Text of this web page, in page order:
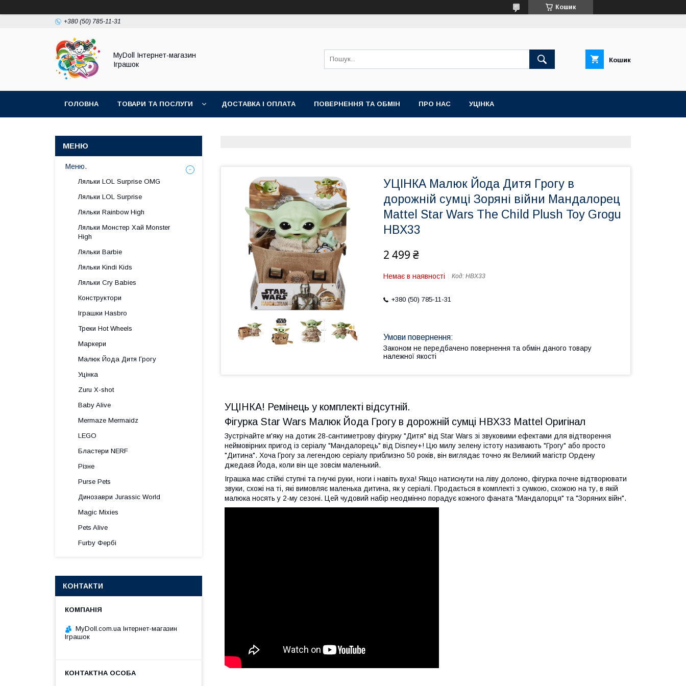
Кошик
+380 (50) 785-11-31
MyDoll Інтернет-магазин
Іграшок
Кошик
ГОЛОВНА ТОВАРИ ТА ПОСЛУГИ ДОСТАВКА І ОПЛАТА ПОВЕРНЕННЯ ТА ОБМІН ПРО НАС УЦІНКА
УЦІНКА Малюк Йода Дитя Грогу в
дорожній сумці Зоряні війни Мандалорец
Mattel Star Wars The Child Plush Toy Grogu
HBX33
2 499 ₴
Немає в наявності Код: HBX33
+380 (50) 785-11-31
Законом не передбачено повернення та обмін даного товару
належної якості
УЦІНКА! Ремінець у комплекті відсутній.
Фігурка Star Wars Малюк Йода Грогу в дорожній сумці HBX33 Mattel Оригінал
Зустрічайте м'яку на дотик 28-сантиметрову фігурку "Дитя" від Star Wars зі звуковими ефектами для відтворення
неймовірних пригод із серіалу "Мандалорець" від Disney+! Цю милу зелену істоту називають "Грогу" або просто
"Дитина". Хоча Грогу за легендою серіалу приблизно 50 років, він виглядає точно як Великий магістр Ордену
джедаєв Йода, коли він ще зовсім маленький.
Іграшка має стійкі ступні та гнучкі руки, ноги і навіть вуха! Якщо натиснути на ліву долоню, фігурка почне відтворювати
звуки, схожі на ті, які вимовляє маленька дитина, як у серіалі. Продається в комплекті з сумкою, схожою на ту, в якій
малюка носять у 2-му сезоні. Цей чудовий набір неодмінно порадує кожного фаната "Мандалорця" та "Зоряних війн".
Меню.
Ляльки LOL Surprise OMG
Ляльки LOL Surprise
Ляльки Rainbow High
Ляльки Монстер Хай Monster
High
Ляльки Barbie
Ляльки Kindi Kids
Ляльки Cry Babies
Конструктори
Іграшки Hasbro
Треки Hot Wheels
Маркери
Малюк Йода Дитя Грогу
Уцінка
Zuru X-shot
Baby Alive
Mermaze Mermaidz
LEGO
Бластери NERF
Різне
Purse Pets
Динозаври Jurassic World
Magic Mixies
Pets Alive
Furby Фербі
КОНТАКТИ
MyDoll.com.ua Інтернет-магазин
Іграшок